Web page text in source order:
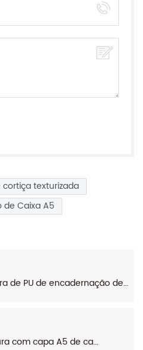
cortiça texturizada
de Caixa A5
Revista de capa dura de PU de encadernação de estojo A5 da gama Business
Esponja de capa dura com capa A5 de capa dura